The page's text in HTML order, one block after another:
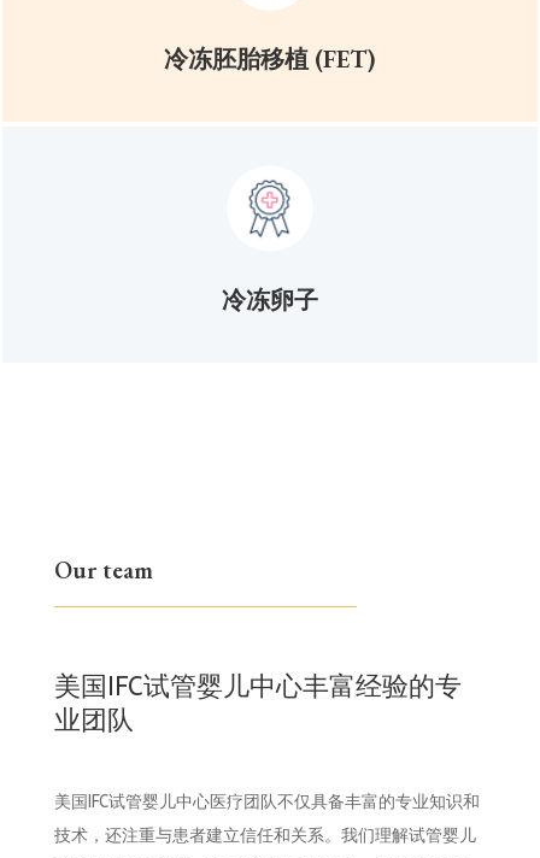
冷冻胚胎移植 (FET)
冷冻卵子
Our team
美国IFC试管婴儿中心丰富经验的专
业团队
美国IFC试管婴儿中心医疗团队不仅具备丰富的专业知识和
技术，还注重与患者建立信任和关系。我们理解试管婴儿